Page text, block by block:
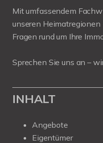
Mit umfassendem
unseren
Fragen rund um Ihre
Sprechen Sie uns an –
INHALT
Angebote
Eigentümer